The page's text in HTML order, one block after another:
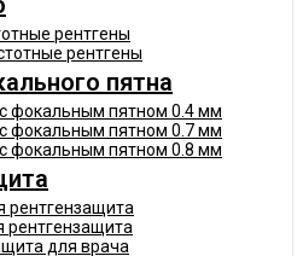
рентгены
рентгены
пятна
фокальным пятном 0.4 мм
фокальным пятном 0.7 мм
фокальным пятном 0.8 мм
рентгензащита
рентгензащита
для врача